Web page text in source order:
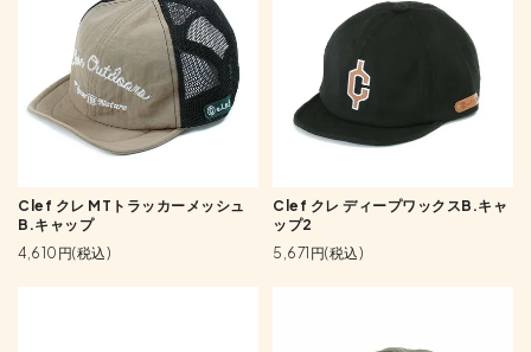
Clef クレ MTトラッカーメッシュ
B.キャップ
4,610円(税込)
Clef クレ ディープワックスB.キャ
ップ2
5,671円(税込)